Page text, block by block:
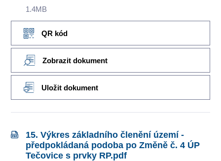
1.4MB
QR kód
Zobrazit dokument
Uložit dokument
15. Výkres základního členění území -
předpokládaná podoba po Změně č. 4 ÚP
Tečovice s prvky RP.pdf